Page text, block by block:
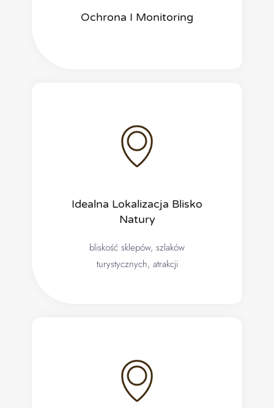
Ochrona I Monitoring
Idealna Lokalizacja Blisko
Natury
bliskość sklepów, szlaków
turystycznych, atrakcji